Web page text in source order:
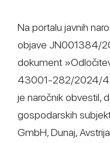
Na portalu javnih
objave JN001384/
dokument
43001-282/2024/
je naročnik obvestil,
gospodarskih
GmbH, Dunaj,